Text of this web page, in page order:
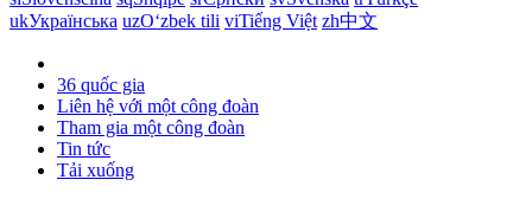
ukУкраїнська uzOʻzbek tili viTiếng Việt zh中文
36 quốc gia
Liên hệ với một công đoàn
Tham gia một công đoàn
Tin tức
Tải xuống